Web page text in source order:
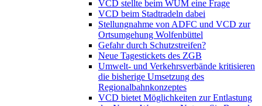
VCD stellte beim WUM eine Frage
VCD beim Stadtradeln dabei
Stellungnahme von ADFC und VCD zur
Ortsumgehung Wolfenbüttel
Gefahr durch Schutzstreifen?
Neue Tagestickets des ZGB
Umwelt- und Verkehrsverbände kritisieren
die bisherige Umsetzung des
Regionalbahnkonzeptes
VCD bietet Möglichkeiten zur Entlastung